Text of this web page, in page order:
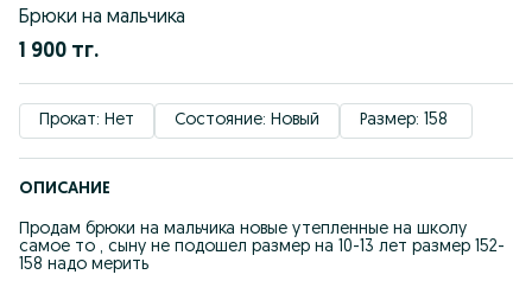
Брюки на мальчика
1 900 тг.
Прокат: Нет Состояние: Новый Размер: 158
ОПИСАНИЕ
Продам брюки на мальчика новые утепленные на школу
самое то , сыну не подошел размер на 10-13 лет размер 152-
158 надо мерить